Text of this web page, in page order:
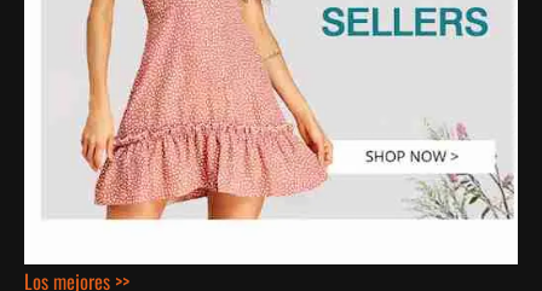
Los mejores >>